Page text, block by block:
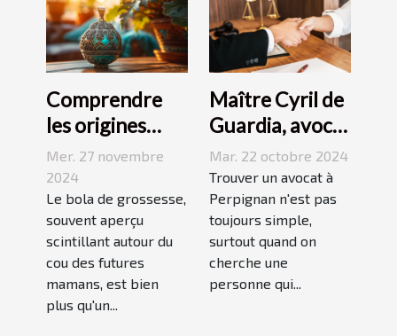
Comprendre
les origines
culturelles du
bola de
grossesse
Mer. 27 novembre
2024
Le bola de grossesse,
souvent aperçu
scintillant autour du
cou des futures
mamans, est bien
plus qu'un...
Maître Cyril de
Guardia, avocat
renommé à
Perpignan
Mar. 22 octobre 2024
Trouver un avocat à
Perpignan n'est pas
toujours simple,
surtout quand on
cherche une
personne qui...